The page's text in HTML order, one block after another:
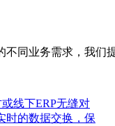
同业务需求，我们
线下ERP无缝对
时的数据交换，保